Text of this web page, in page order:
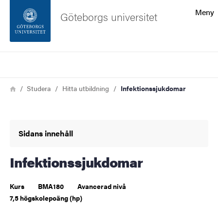
Sidfoten
Meny
Göteborgs universitet
Länkstig
HemStudera Hitta utbildning Infektionssjukdomar
Sidans innehåll
Infektionssjukdomar
Kurs BMA180
Avancerad nivå
7,5 högskolepoäng (hp)